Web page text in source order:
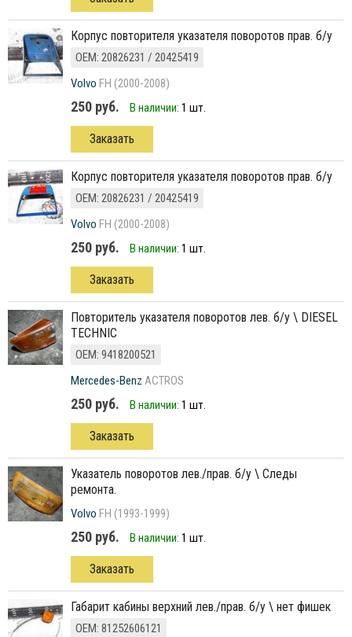
корпус повторителя указателя поворотов прав. б/у
ОЕМ: 20826231 / 20425419
Volvo FH (2000-2008)
250 руб. В наличии: 1 шт.
Заказать
корпус повторителя указателя поворотов прав. б/у
ОЕМ: 20826231 / 20425419
Volvo FH (2000-2008)
250 руб. В наличии: 1 шт.
Заказать
повторитель указателя поворотов лев. б/у \ DIESEL
TECHNIC
ОЕМ: 9418200521
Mercedes-Benz ACTROS
250 руб. В наличии: 1 шт.
Заказать
указатель поворотов лев./прав. б/у \ Следы
ремонта.
Volvo FH (1993-1999)
250 руб. В наличии: 1 шт.
Заказать
габарит кабины верхний лев./прав. б/у \ нет фишек
ОЕМ: 81252606121